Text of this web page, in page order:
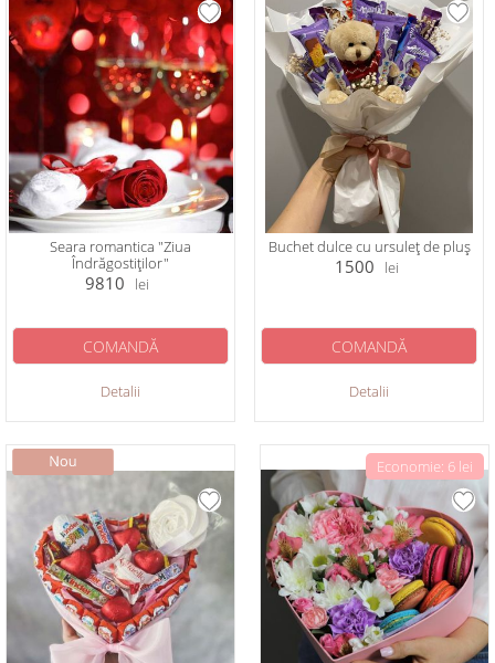
Seara romantica "Ziua
Îndrăgostiților"
9810 lei
Detalii
COMANDĂ
Buchet dulce cu ursuleț de pluș
1500 lei
Detalii
COMANDĂ
Economie: 6 lei